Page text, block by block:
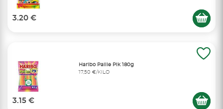
3.20 €
Haribo Paille Pik 180g
17,50 €/KILO
3.15 €